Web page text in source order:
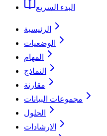
البدء السريع
الرئيسية
الوضعيات
المهام
النماذج
مقارنة
مجموعات البيانات
الحلول
الارشادات